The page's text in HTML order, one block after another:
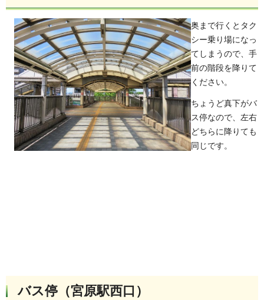
奥まで行くとタク
シー乗り場になっ
てしまうので、手
前の階段を降りて
ください。
ちょうど真下がバ
ス停なので、左右
どちらに降りても
同じです。
バス停（宮原駅西口）